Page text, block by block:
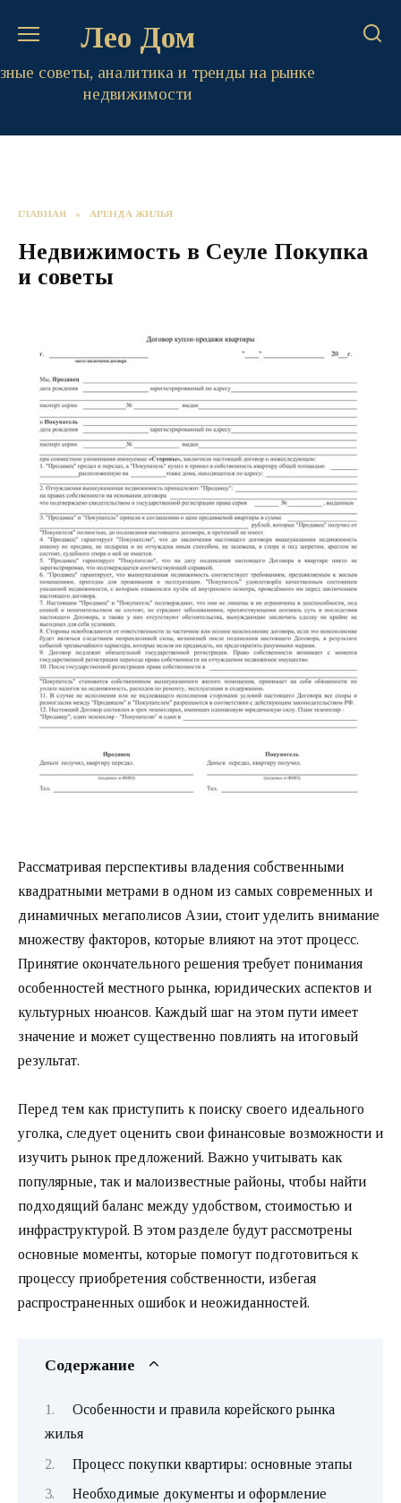
Лео Дом
советы, аналитика и тренды на рынке
недвижимости
ГЛАВНАЯ » АРЕНДА ЖИЛЬЯ
Недвижимость в Сеуле Покупка
и советы
Рассматривая перспективы владения собственными
квадратными метрами в одном из самых современных и
динамичных мегаполисов Азии, стоит уделить внимание
множеству факторов, которые влияют на этот процесс.
Принятие окончательного решения требует понимания
особенностей местного рынка, юридических аспектов и
культурных нюансов. Каждый шаг на этом пути имеет
значение и может существенно повлиять на итоговый
результат.
Перед тем как приступить к поиску своего идеального
уголка, следует оценить свои финансовые возможности и
изучить рынок предложений. Важно учитывать как
популярные, так и малоизвестные районы, чтобы найти
подходящий баланс между удобством, стоимостью и
инфраструктурой. В этом разделе будут рассмотрены
основные моменты, которые помогут подготовиться к
процессу приобретения собственности, избегая
распространенных ошибок и неожиданностей.
Содержание
Особенности и правила корейского рынка
жилья
Процесс покупки квартиры: основные этапы
Необходимые документы и оформление